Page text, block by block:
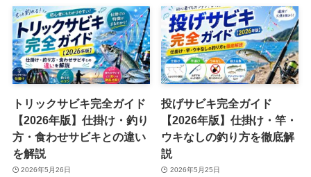
トリックサビキ完全ガイド
【2026年版】仕掛け・釣り
方・食わせサビキとの違い
を解説
2026年5月26日
投げサビキ完全ガイド
【2026年版】仕掛け・竿・
ウキなしの釣り方を徹底解
説
2026年5月25日